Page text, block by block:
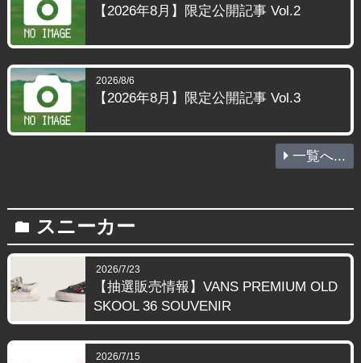
【2026年8月】限定公開記事 Vol.2
2026/8/6
【2026年8月】限定公開記事 Vol.3
一覧へ...
folder スニーカー
2026/7/23
【抽選販売情報】VANS PREMIUM OLD
SKOOL 36 SOUVENIR
2026/7/15